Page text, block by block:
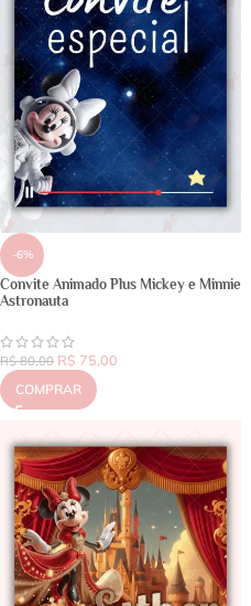
-6%
Convite Animado Plus Mickey e Minnie
Astronauta
R$80,00 R$ 75,00
COMPRAR